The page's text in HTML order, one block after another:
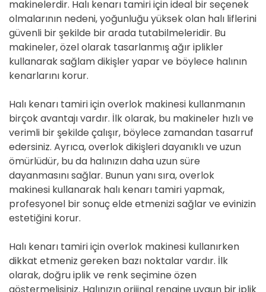
makinelerdir. Halı kenarı tamiri için ideal bir seçenek
olmalarının nedeni, yoğunluğu yüksek olan halı liflerini
güvenli bir şekilde bir arada tutabilmeleridir. Bu
makineler, özel olarak tasarlanmış ağır iplikler
kullanarak sağlam dikişler yapar ve böylece halının
kenarlarını korur.
Halı kenarı tamiri için overlok makinesi kullanmanın
birçok avantajı vardır. İlk olarak, bu makineler hızlı ve
verimli bir şekilde çalışır, böylece zamandan tasarruf
edersiniz. Ayrıca, overlok dikişleri dayanıklı ve uzun
ömürlüdür, bu da halınızın daha uzun süre
dayanmasını sağlar. Bunun yanı sıra, overlok
makinesi kullanarak halı kenarı tamiri yapmak,
profesyonel bir sonuç elde etmenizi sağlar ve evinizin
estetiğini korur.
Halı kenarı tamiri için overlok makinesi kullanırken
dikkat etmeniz gereken bazı noktalar vardır. İlk
olarak, doğru iplik ve renk seçimine özen